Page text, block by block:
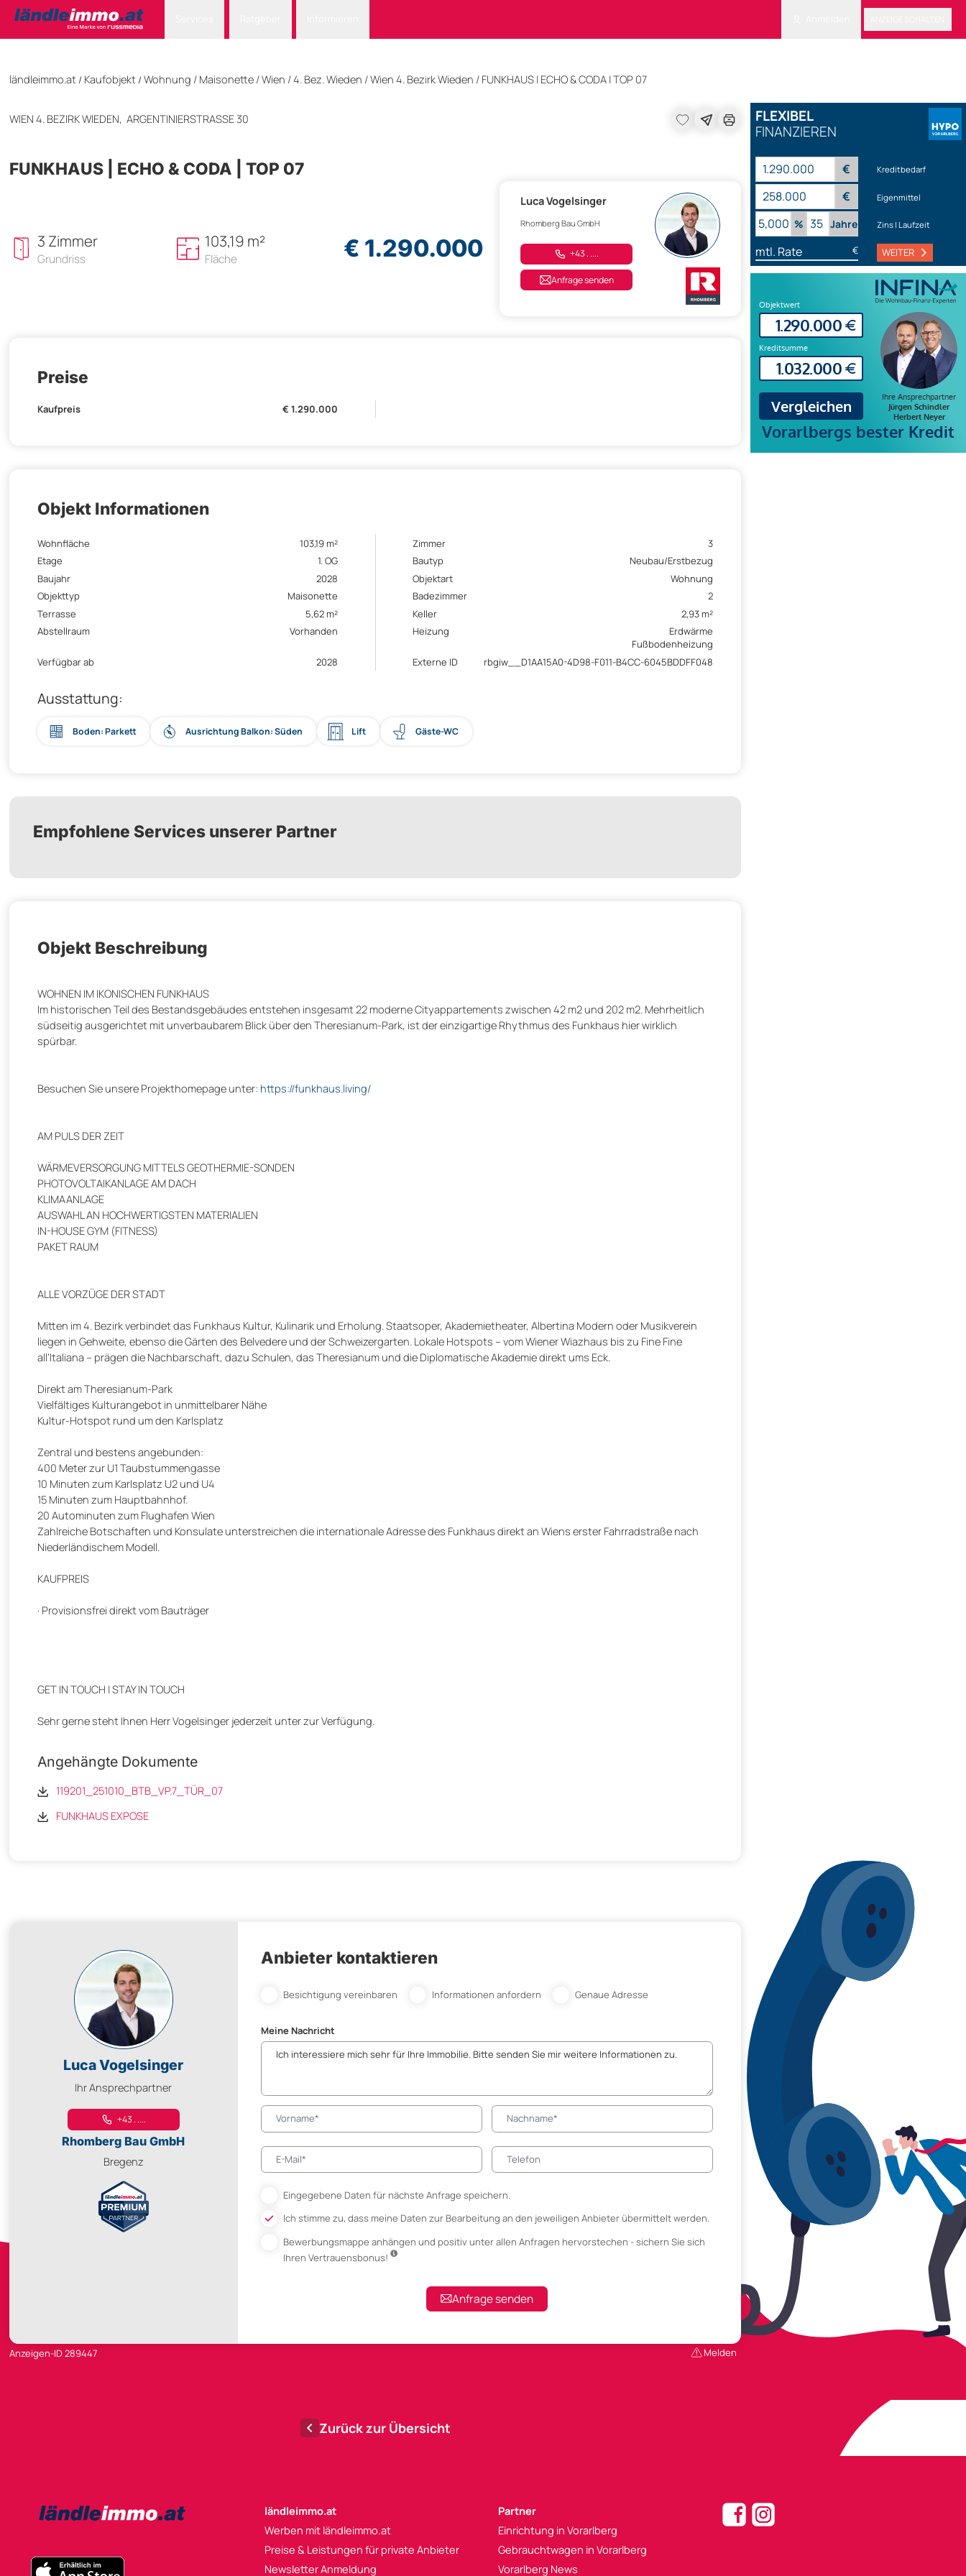
FLEXIBEL
FINANZIEREN
€ Kreditbedarf
€ Eigenmittel
% Jahre Zins | Laufzeit
mtl. Rate € WEITER
ländleimmo.at / Kaufobjekt / Wohnung / Maisonette /Wien /4. Bez. Wieden / Wien 4. Bezirk Wieden / FUNKHAUS | ECHO & CODA | TOP 07
WIEN 4. BEZIRK WIEDEN, ARGENTINIERSTRASSE 30
FUNKHAUS | ECHO & CODA | TOP 07
3 Zimmer
Grundriss
103,19 m²
Fläche € 1.290.000
Luca Vogelsinger
Rhomberg Bau GmbH
+43 . ....
Anfrage senden
Preise
Kaufpreis € 1.290.000
Objekt Informationen
Wohnfläche 103,19 m² Zimmer
3
Etage
1. OG Bautyp
Neubau/Erstbezug
Baujahr
2028 Objektart
Wohnung
Objekttyp
Maisonette Badezimmer
2
Terrasse
5,62 m² Keller
2,93 m²
Abstellraum
Vorhanden Heizung
Erdwärme
Fußbodenheizung
Verfügbar ab
2028 Externe ID rbgiw__D1AA15A0-4D98-F011-B4CC-6045BDDFF048
Ausstattung:
Boden: Parkett Ausrichtung Balkon: Süden Lift Gäste-WC
Empfohlene Services unserer Partner
Objekt Beschreibung
WOHNEN IM IKONISCHEN FUNKHAUS
Im historischen Teil des Bestandsgebäudes entstehen insgesamt 22 moderne Cityappartements zwischen 42 m2 und 202 m2. Mehrheitlich
südseitig ausgerichtet mit unverbaubarem Blick über den Theresianum-Park, ist der einzigartige Rhythmus des Funkhaus hier wirklich
spürbar.
Besuchen Sie unsere Projekthomepage unter: https://funkhaus.living/
AM PULS DER ZEIT
WÄRMEVERSORGUNG MITTELS GEOTHERMIE-SONDEN
PHOTOVOLTAIKANLAGE AM DACH
KLIMAANLAGE
AUSWAHL AN HOCHWERTIGSTEN MATERIALIEN
IN-HOUSE GYM (FITNESS)
PAKET RAUM
ALLE VORZÜGE DER STADT
Mitten im 4. Bezirk verbindet das Funkhaus Kultur, Kulinarik und Erholung. Staatsoper, Akademietheater, Albertina Modern oder Musikverein
liegen in Gehweite, ebenso die Gärten des Belvedere und der Schweizergarten. Lokale Hotspots – vom Wiener Wiazhaus bis zu Fine Fine
all’Italiana – prägen die Nachbarschaft, dazu Schulen, das Theresianum und die Diplomatische Akademie direkt ums Eck.
Direkt am Theresianum-Park
Vielfältiges Kulturangebot in unmittelbarer Nähe
Kultur-Hotspot rund um den Karlsplatz
Zentral und bestens angebunden:
400 Meter zur U1 Taubstummengasse
10 Minuten zum Karlsplatz U2 und U4
15 Minuten zum Hauptbahnhof.
20 Autominuten zum Flughafen Wien
Zahlreiche Botschaften und Konsulate unterstreichen die internationale Adresse des Funkhaus direkt an Wiens erster Fahrradstraße nach
Niederländischem Modell.
KAUFPREIS
· Provisionsfrei direkt vom Bauträger
GET IN TOUCH | STAY IN TOUCH
Sehr gerne steht Ihnen Herr Vogelsinger jederzeit unter zur Verfügung.
Angehängte Dokumente
119201_251010_BTB_VP.7_TÜR_07
FUNKHAUS EXPOSE
Luca Vogelsinger
Ihr Ansprechpartner
+43 . ....
Rhomberg Bau GmbH
Bregenz
Anbieter kontaktieren
Besichtigung vereinbaren Informationen anfordern Genaue Adresse
Meine Nachricht
Eingegebene Daten für nächste Anfrage speichern.
Ich stimme zu, dass meine Daten zur Bearbeitung an den jeweiligen Anbieter übermittelt werden.
Bewerbungsmappe anhängenund positiv unter allen Anfragen hervorstechen - sichern Sie sich
Ihren Vertrauensbonus!
Anfrage senden
Anzeigen-ID 289447 Melden
Zurück zur Übersicht
ländleimmo.at
Werben mit ländleimmo.at
Preise & Leistungen für private Anbieter
Newsletter Anmeldung
Partner
Einrichtung in Vorarlberg
Gebrauchtwagen in Vorarlberg
Vorarlberg News